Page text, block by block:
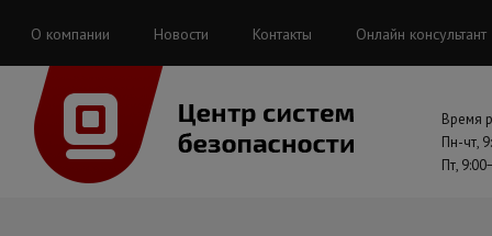
О компании Новости Контакты Онлайн консультант
Время
Пн-чт,
Пт,